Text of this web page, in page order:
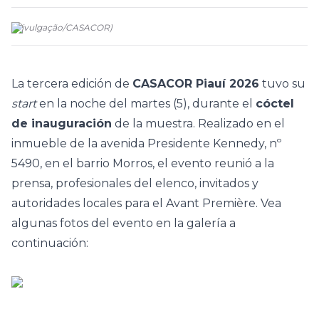
(Divulgação/CASACOR)
La tercera edición de CASACOR Piauí 2026 tuvo su
starten la noche del martes (5), durante el cóctel
de inauguración de la muestra. Realizado en el
inmueble de la avenida Presidente Kennedy, nº
5490, en el barrio Morros, el evento reunió a la
prensa, profesionales del elenco, invitados y
autoridades locales para el Avant Première. Vea
algunas fotos del evento en la galería a
continuación: